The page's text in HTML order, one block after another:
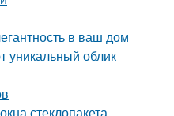
в ваш дом
уникальный облик